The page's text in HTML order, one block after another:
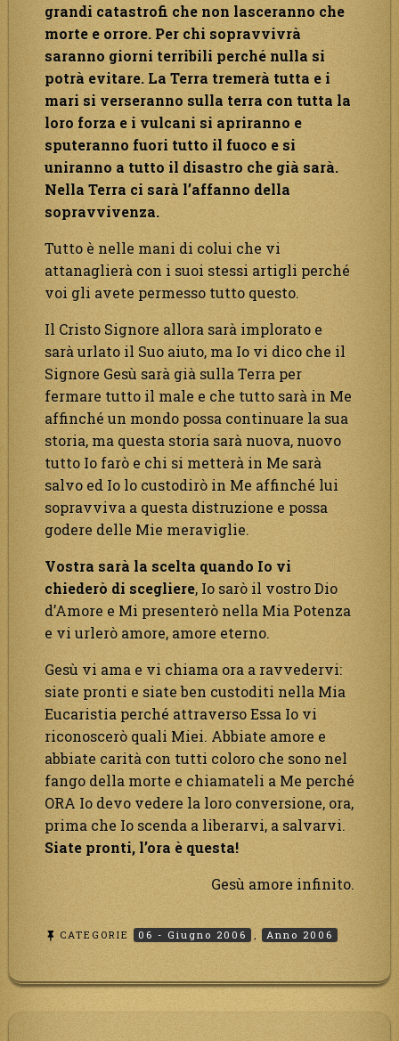
grandi catastrofi che non lasceranno che
morte e orrore. Per chi sopravvivrà
saranno giorni terribili perché nulla si
potrà evitare. La Terra tremerà tutta e i
mari si verseranno sulla terra con tutta la
loro forza e i vulcani si apriranno e
sputeranno fuori tutto il fuoco e si
uniranno a tutto il disastro che già sarà.
Nella Terra ci sarà l’affanno della
sopravvivenza.
Tutto è nelle mani di colui che vi
attanaglierà con i suoi stessi artigli perché
voi gli avete permesso tutto questo.
Il Cristo Signore allora sarà implorato e
sarà urlato il Suo aiuto, ma Io vi dico che il
Signore Gesù sarà già sulla Terra per
fermare tutto il male e che tutto sarà in Me
affinché un mondo possa continuare la sua
storia, ma questa storia sarà nuova, nuovo
tutto Io farò e chi si metterà in Me sarà
salvo ed Io lo custodirò in Me affinché lui
sopravviva a questa distruzione e possa
godere delle Mie meraviglie.
Vostra sarà la scelta quando Io vi
chiederò di scegliere, Io sarò il vostro Dio
d’Amore e Mi presenterò nella Mia Potenza
e vi urlerò amore, amore eterno.
Gesù vi ama e vi chiama ora a ravvedervi:
siate pronti e siate ben custoditi nella Mia
Eucaristia perché attraverso Essa Io vi
riconoscerò quali Miei. Abbiate amore e
abbiate carità con tutti coloro che sono nel
fango della morte e chiamateli a Me perché
ORA Io devo vedere la loro conversione, ora,
prima che Io scenda a liberarvi, a salvarvi.
Siate pronti, l’ora è questa!
Gesù amore infinito.
CATEGORIE 06 - Giugno 2006 , Anno 2006